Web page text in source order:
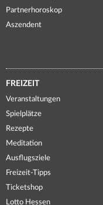
Partnerhoroskop
Aszendent
FREIZEIT
Veranstaltungen
Spielplätze
Rezepte
Meditation
Ausflugsziele
Freizeit-Tipps
Ticketshop
Lotto Hessen